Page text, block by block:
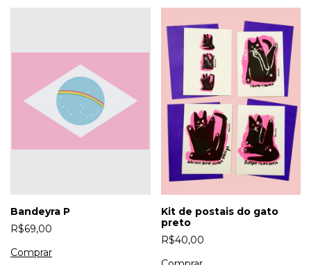
Bandeyra P
R$69,00
Kit de postais do gato
preto
R$40,00